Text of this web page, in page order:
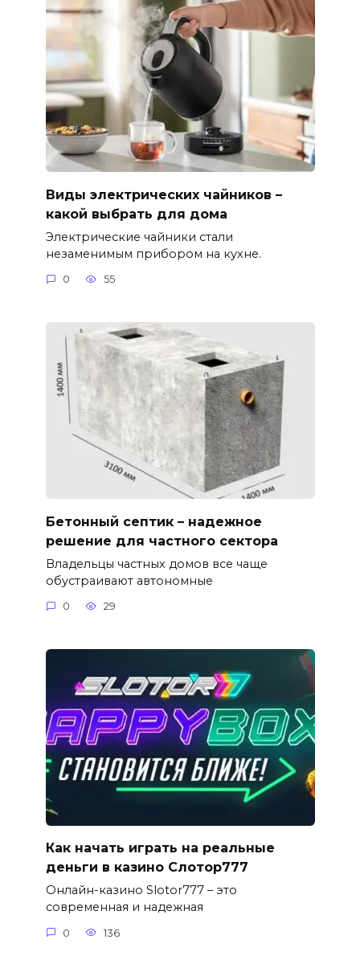
Виды электрических чайников –
какой выбрать для дома
Электрические чайники стали
незаменимым прибором на кухне.
0 55
Бетонный септик – надежное
решение для частного сектора
Владельцы частных домов все чаще
обустраивают автономные
0 29
Как начать играть на реальные
деньги в казино Слотор777
Онлайн-казино Slotor777 – это
современная и надежная
0 136